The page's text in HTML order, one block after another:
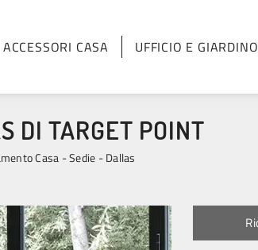
ACCESSORI CASA UFFICIO E GIARDINO
DI TARGET POINT
Casa -Sedie -Dallas